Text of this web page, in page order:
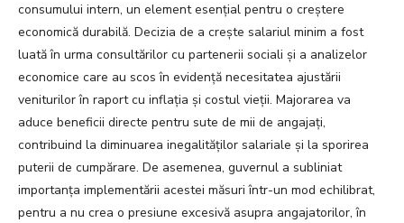
consumului intern, un element esențial pentru o creștere
economică durabilă. Decizia de a crește salariul minim a fost
luată în urma consultărilor cu partenerii sociali și a analizelor
economice care au scos în evidență necesitatea ajustării
veniturilor în raport cu inflația și costul vieții. Majorarea va
aduce beneficii directe pentru sute de mii de angajați,
contribuind la diminuarea inegalităților salariale și la sporirea
puterii de cumpărare. De asemenea, guvernul a subliniat
importanța implementării acestei măsuri într-un mod echilibrat,
pentru a nu crea o presiune excesivă asupra angajatorilor, în